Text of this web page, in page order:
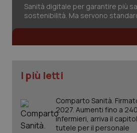
Sanità digitale per garantire più
sostenibilità. Ma servono
I più letti
Comparto Sanità.
2027. Aumenti fino a
infermieri, arriva il
tutele per il personale
tracking-sites-ironfish-
tracking-enable
session-id
_ga